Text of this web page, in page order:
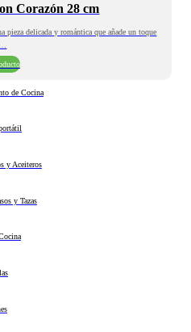
Corazón 28 cm
pieza delicada y romántica que añade un toque
de Cocina
y Aceiteros
y Tazas